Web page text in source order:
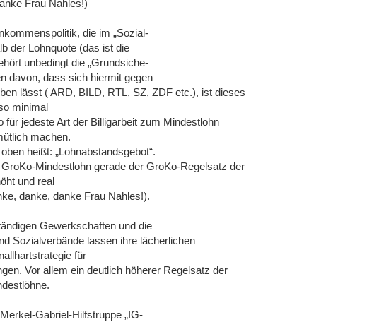
Frau Nahles!)
die im „Sozial-
der Lohnquote (das ist die
unbedingt die „Grundsiche-
davon, dass sich hiermit gegen
lässt ( ARD, BILD, RTL, SZ, ZDF etc.), ist dieses
minimal
jedeste Art der Billigarbeit zum Mindestlohn
machen.
heißt: „Lohnabstandsgebot“.
Mindestlohn gerade der GroKo-Regelsatz der
und real
danke, danke Frau Nahles!).
Gewerkschaften und die
Sozialverbände lassen ihre lächerlichen
für
Vor allem ein deutlich höherer Regelsatz der
Gabriel-Hilfstruppe „IG-